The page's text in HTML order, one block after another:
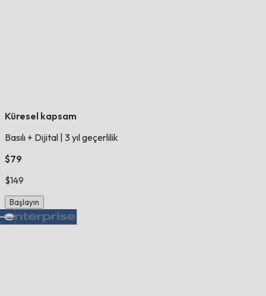
Küresel kapsam
Basılı + Dijital 3 yıl geçerlilik
$79
$149
Başlayın